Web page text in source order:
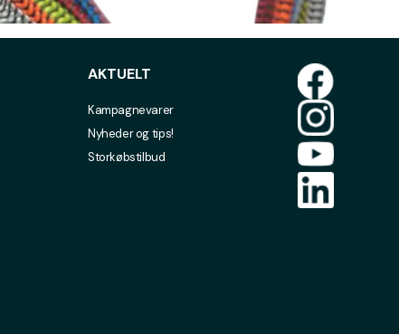
AKTUELT
Kampagnevarer
Nyheder og tips!
Storkøbstilbud